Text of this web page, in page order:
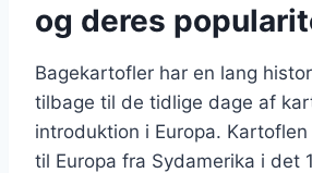
og deres
Bagekartofler har en lang
tilbage til de tidlige dage af
introduktion i Europa.
til Europa fra Sydamerika i det